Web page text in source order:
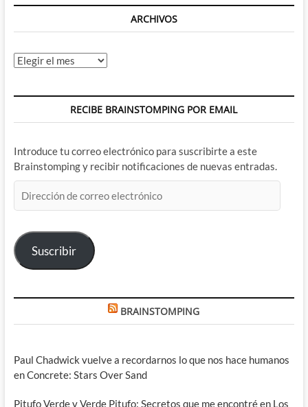
ARCHIVOS
Archivos
RECIBE BRAINSTOMPING POR EMAIL
Introduce tu correo electrónico para suscribirte a este
Brainstomping y recibir notificaciones de nuevas entradas.
de
electrónico
Suscribir
BRAINSTOMPING
Paul Chadwick vuelve a recordarnos lo que nos hace humanos
en Concrete: Stars Over Sand
Pitufo Verde y Verde Pitufo: Secretos que me encontré en Los